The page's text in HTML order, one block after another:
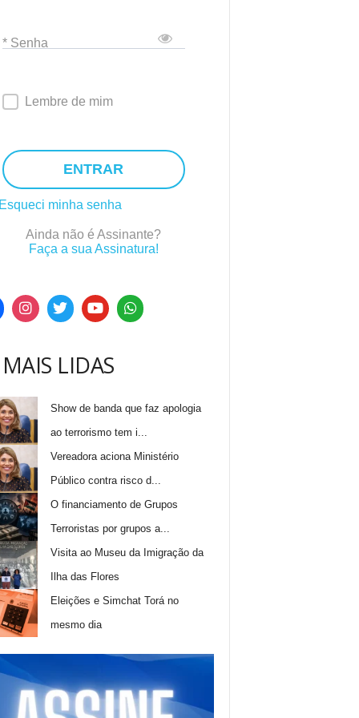
* Senha
Lembre de mim
ENTRAR
minha senha
Ainda não é Assinante?
Faça a sua Assinatura!
LIDAS
Show de banda que faz apologia
ao terrorismo tem i...
Vereadora aciona Ministério
Público contra risco d...
O financiamento de Grupos
Terroristas por grupos a...
Visita ao Museu da Imigração da
Ilha das Flores
Eleições e Simchat Torá no
mesmo dia